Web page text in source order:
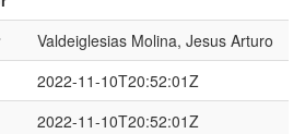
Valdeiglesias Molina, Jesus Arturo
2022-11-10T20:52:01Z
2022-11-10T20:52:01Z